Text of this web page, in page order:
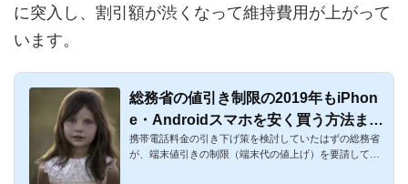
に突入し、割引額が渋くなって維持費用が上がって
います。
総務省の値引き制限の2019年もiPhon
e・Androidスマホを安く買う方法まと
め
携帯電話料金の引き下げ策を検討していたはずの総務省
が、端末値引きの制限（端末代の値上げ）を要請して、